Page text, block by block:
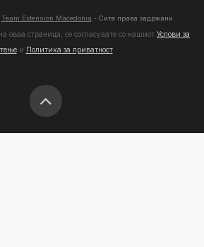
Team Extension Macedonia - Сите права задржани
оваа страница, се согласувате со нашиот Услови за
и Политика за приватност